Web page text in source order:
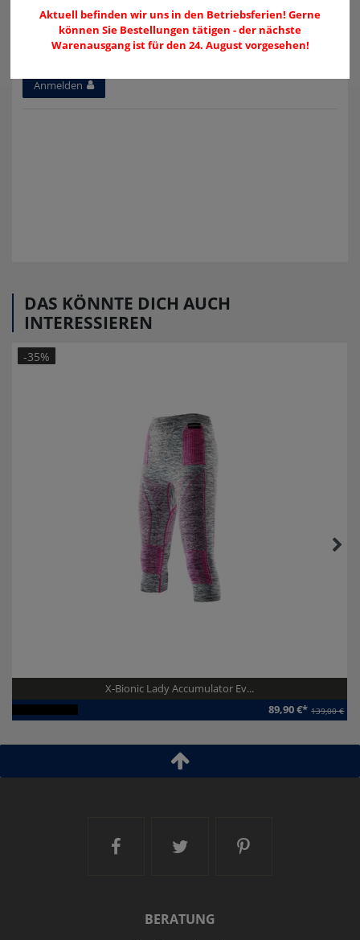
Melden Sie sich an, um eine Kundenrezension zu verfassen.
Anmelden
DAS KÖNNTE DICH AUCH
INTERESSIEREN
-35%
X-Bionic Lady Accumulator Ev...
89,90 €* 139,00 €
Ski and More auf Facebook
Ski and More auf
Ski and More
BERATUNG
Aktuell befinden wir uns in den Betriebsferien! Gerne
können Sie Bestellungen tätigen - der nächste
Warenausgang ist für den 24. August vorgesehen!